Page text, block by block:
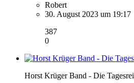
Robert
30. August 2023 um 19:17
387
0
Horst Krüger Band - Die